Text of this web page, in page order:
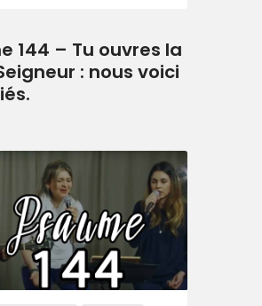
144 – Tu ouvres la
: nous voici